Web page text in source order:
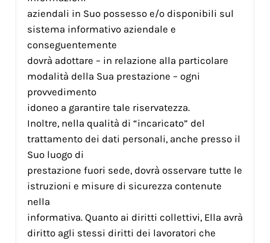
aziendali in Suo possesso e/o disponibili sul
sistema informativo aziendale e
conseguentemente
dovrà adottare – in relazione alla particolare
modalità della Sua prestazione – ogni
provvedimento
idoneo a garantire tale riservatezza.
Inoltre, nella qualità di “incaricato” del
trattamento dei dati personali, anche presso il
Suo luogo di
prestazione fuori sede, dovrà osservare tutte le
istruzioni e misure di sicurezza contenute
nella
informativa. Quanto ai diritti collettivi, Ella avrà
diritto agli stessi diritti dei lavoratori che